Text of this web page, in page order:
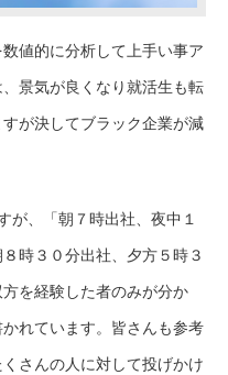
値的に分析して上手い事ア
景気が良くなり就活生も転
が決してブラック企業が減
が、「朝７時出社、夜中１
時３０分出社、夕方５時３
を経験した者のみが分か
れています。皆さんも参考
さんの人に対して投げかけ